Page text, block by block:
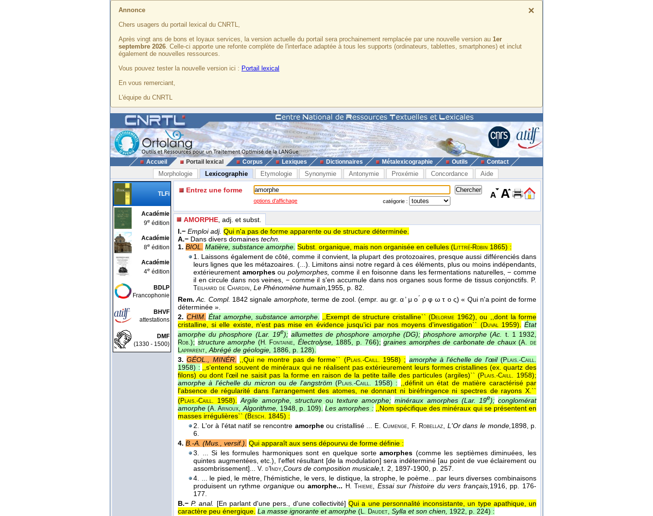
×
Annonce
Chers usagers du portail lexical du CNRTL,
Après vingt ans de bons et loyaux services, la version actuelle du portail sera prochainement remplacée par une nouvelle version au 1er
septembre 2026. Celle-ci apporte une refonte complète de l'interface adaptée à tous les supports (ordinateurs, tablettes, smartphones) et inclut
également de nouvelles ressources.
Vous pouvez tester la nouvelle version ici : Portail lexical
En vous remerciant,
L'équipe du CNRTL
Accueil Portail lexical Corpus Lexiques Dictionnaires Métalexicographie Outils Contact
Morphologie Lexicographie Etymologie Synonymie Antonymie Proxémie Concordance Aide
TLFi
Académie
9e édition
Académie
8e édition
Académie
4e édition
BDLP
Francophonie
BHVF
attestations
DMF
(1330 - 1500)
Entrez une forme
options d'affichage catégorie :
AMORPHE , adj. et subst.
I.− Emploi adj. Qui n'a pas de forme apparente ou de structure déterminée.
A.− Dans divers domaines techn.
1. BIOL. Matière, substance amorphe. Subst. organique, mais non organisée en cellules (Littré-Robin 1865) :
1. Laissons également de côté, comme il convient, la plupart des protozoaires, presque aussi différenciés dans
leurs lignes que les métazoaires. (...). Limitons ainsi notre regard à ces éléments, plus ou moins indépendants,
extérieurement amorphesou polymorphes,comme il en foisonne dans les fermentations naturelles, − comme
il en circule dans nos veines, − comme il s'en accumule dans nos organes sous forme de tissus conjonctifs. P.
Teilhard de Chardin, Le Phénomène humain,1955, p. 82.
Rem.Ac. Compl. 1842 signale amorphote, terme de zool. (empr. au gr. α ̓ μ ο ́ ρ φ ω τ ο ς) « Qui n'a point de forme
déterminée ».
2. CHIM. État amorphe, substance amorphe. ,,Exempt de structure cristalline`` (Delorme 1962), ou ,,dont la forme
cristalline, si elle existe, n'est pas mise en évidence jusqu'ici par nos moyens d'investigation`` (Duval1959). État
amorphe du phosphore (Lar. 19e); allumettes de phosphore amorphe (DG); phosphore amorphe (Ac. t. 1 1932,
Rob.); structure amorphe (H. Fontaine Électrolyse, 1885, p. 766); graines amorphes de carbonate de chaux(A. de
Lapparent Abrégé de géologie, 1886, p. 128).
3. GÉOL., MINÉR. ,,Qui ne montre pas de forme`` (Plais.-Caill. 1958) ; amorphe à l'échelle de l'œil(Plais.-Caill.
1958) :
,,s'entend souvent de minéraux qui ne réalisent pas extérieurement leurs formes cristallines (ex. quartz des
filons) ou dont l'œil ne saisit pas la forme en raison de la petite taille des particules (argiles)`` (Plais.-Caill. 1958);
amorphe à l'échelle du micronoude l'angström (Plais.-Caill. 1958) :
,,définit un état de matière caractérisé par
l'absence de régularité dans l'arrangement des atomes, ne donnant ni biréfringence ni spectres de rayons X.``
(Plais.-Caill. 1958). Argile amorphe, structureoutexture amorphe; minéraux amorphes (Lar. 19e); conglomérat
amorphe (A. Arnoux Algorithme, 1948, p. 109). Les amorphes :
,,Nom spécifique des minéraux qui se présentent en
masses irrégulières`` (Besch. 1845) :
2. L'or à l'état natif se rencontre amorpheou cristallisé ... E. Cumenge, F. Robellaz L'Or dans le monde, 1898, p.
6.
4. B.-A. (Mus., versif.). Qui apparaît aux sens dépourvu de forme définie :
3. ... Si les formules harmoniques sont en quelque sorteamorphes (comme les septièmes diminuées, les
quintes augmentées, etc.), l'effet résultant [de la modulation] sera indéterminé [au point de vue éclairement ou
assombrissement]... V. d'Indy Cours de composition musicale, t. 2 , 1897-1900 , p. 257.
4. ... le pied, le mètre, l'hémistiche, le vers, le distique, la strophe, le poème... par leurs diverses combinaisons
produisent un rythme organiqueouamorphe... H. Thieme Essai sur l'histoire du vers français, 1916, pp. 176-
177.
B.− P. anal. [En parlant d'une pers., d'une collectivité] Qui a une personnalité inconsistante, un type apathique, un
caractère peu énergique. La masse ignorante et amorphe ( L. Daudet Sylla et son chien, 1922, p. 224) :